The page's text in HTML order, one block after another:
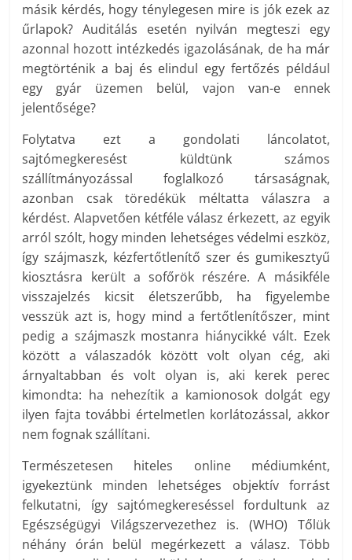
másik kérdés, hogy ténylegesen mire is jók ezek az
űrlapok? Auditálás esetén nyilván megteszi egy
azonnal hozott intézkedés igazolásának, de ha már
megtörténik a baj és elindul egy fertőzés például
egy gyár üzemen belül, vajon van-e ennek
jelentősége?
Folytatva ezt a gondolati láncolatot,
sajtómegkeresést küldtünk számos
szállítmányozással foglalkozó társaságnak,
azonban csak töredékük méltatta válaszra a
kérdést. Alapvetően kétféle válasz érkezett, az egyik
arról szólt, hogy minden lehetséges védelmi eszköz,
így szájmaszk, kézfertőtlenítő szer és gumikesztyű
kiosztásra került a sofőrök részére. A másikféle
visszajelzés kicsit életszerűbb, ha figyelembe
vesszük azt is, hogy mind a fertőtlenítőszer, mint
pedig a szájmaszk mostanra hiánycikké vált. Ezek
között a válaszadók között volt olyan cég, aki
árnyaltabban és volt olyan is, aki kerek perec
kimondta: ha nehezítik a kamionosok dolgát egy
ilyen fajta további értelmetlen korlátozással, akkor
nem fognak szállítani.
Természetesen hiteles online médiumként,
igyekeztünk minden lehetséges objektív forrást
felkutatni, így sajtómegkereséssel fordultunk az
Egészségügyi Világszervezethez is. (WHO) Tőlük
néhány órán belül megérkezett a válasz. Több